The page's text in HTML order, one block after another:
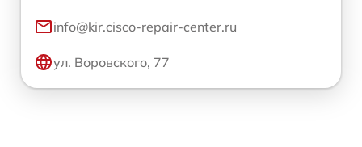
info@kir.cisco-repair-center.ru
ул. Воровского, 77